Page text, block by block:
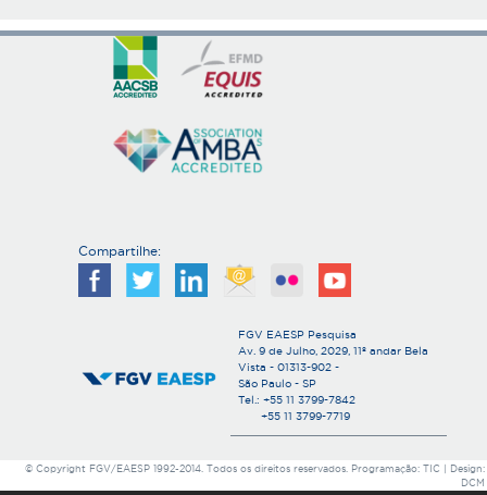
Compartilhe:
FGV EAESP Pesquisa
Av. 9 de Julho, 2029, 11º andar Bela
Vista - 01313-902 -
São Paulo - SP
Tel.: +55 11 3799-7842
+55 11 3799-7719
© Copyright FGV/EAESP 1992-2014. Todos os direitos reservados. Programação: TIC | Design:
DCM